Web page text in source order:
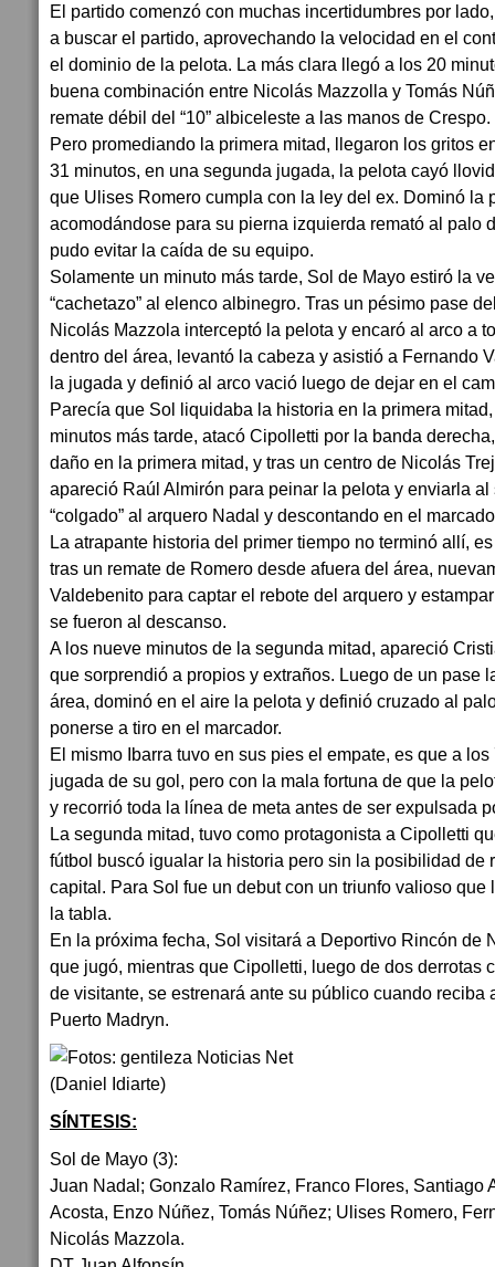
El partido comenzó con muchas incertidumbres por
a buscar el partido, aprovechando la velocidad en el
el dominio de la pelota. La más clara llegó a los 20
buena combinación entre Nicolás Mazzolla y Tomás
remate débil del “10” albiceleste a las manos de Crespo.
Pero promediando la primera mitad, llegaron los gritos
31 minutos, en una segunda jugada, la pelota cayó
que Ulises Romero cumpla con la ley del ex. Dominó la
acomodándose para su pierna izquierda remató al palo
pudo evitar la caída de su equipo.
Solamente un minuto más tarde, Sol de Mayo estiró la
“cachetazo” al elenco albinegro. Tras un pésimo pase
Nicolás Mazzola interceptó la pelota y encaró al arco a
dentro del área, levantó la cabeza y asistió a Fernando
la jugada y definió al arco vació luego de dejar en el
Parecía que Sol liquidaba la historia en la primera
minutos más tarde, atacó Cipolletti por la banda
daño en la primera mitad, y tras un centro de Nicolás
apareció Raúl Almirón para peinar la pelota y enviarla
“colgado” al arquero Nadal y descontando en el
La atrapante historia del primer tiempo no terminó allí,
tras un remate de Romero desde afuera del área,
Valdebenito para captar el rebote del arquero y
se fueron al descanso.
A los nueve minutos de la segunda mitad, apareció
que sorprendió a propios y extraños. Luego de un pase
área, dominó en el aire la pelota y definió cruzado al
ponerse a tiro en el marcador.
El mismo Ibarra tuvo en sus pies el empate, es que a
jugada de su gol, pero con la mala fortuna de que la
y recorrió toda la línea de meta antes de ser expulsada
La segunda mitad, tuvo como protagonista a Cipolletti
fútbol buscó igualar la historia pero sin la posibilidad de
capital. Para Sol fue un debut con un triunfo valioso que
la tabla.
En la próxima fecha, Sol visitará a Deportivo Rincón de
que jugó, mientras que Cipolletti, luego de dos derrotas
de visitante, se estrenará ante su público cuando reciba
Puerto Madryn.
SÍNTESIS:
Sol de Mayo (3):
Juan Nadal; Gonzalo Ramírez, Franco Flores, Santiago
Acosta, Enzo Núñez, Tomás Núñez; Ulises Romero,
Nicolás Mazzola.